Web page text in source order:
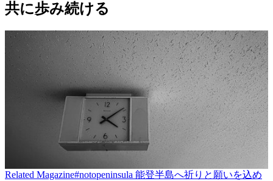
共に歩み続ける
Related Magazine#notopeninsula 能登半島へ祈りと願いを込め